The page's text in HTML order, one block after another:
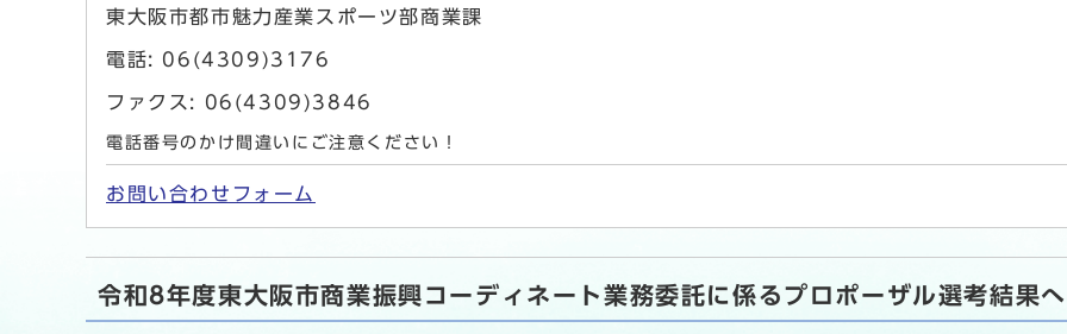
東大阪市都市魅力産業スポーツ部商業課
電話: 06(4309)3176
ファクス: 06(4309)3846
電話番号のかけ間違いにご注意ください！
お問い合わせフォーム
令和8年度東大阪市商業振興コーディネート業務委託に係るプロポーザル選考結果